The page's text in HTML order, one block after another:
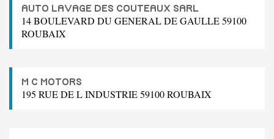
AUTO LAVAGE DES COUTEAUX SARL
14 BOULEVARD DU GENERAL DE GAULLE 59100
ROUBAIX
M C MOTORS
195 RUE DE L INDUSTRIE 59100 ROUBAIX